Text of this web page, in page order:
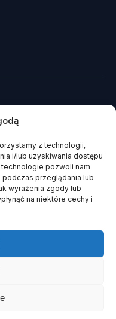
z technologii,
i/lub uzyskiwania dostępu
pozwoli nam
przeglądania lub
wyrażenia zgody lub
na niektóre cechy i